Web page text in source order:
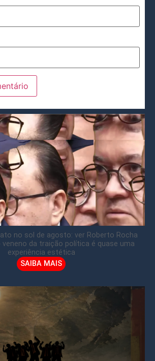
no sol de agosto: ver Roberto Rocha
veneno da traição política é quase uma
experiência estética
SAIBA MAIS